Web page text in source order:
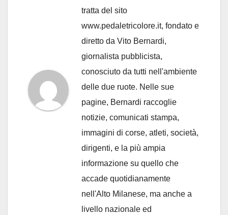
tratta del sito
www.pedaletricolore.it, fondato e
diretto da Vito Bernardi,
giornalista pubblicista,
conosciuto da tutti nell'ambiente
delle due ruote. Nelle sue
pagine, Bernardi raccoglie
notizie, comunicati stampa,
immagini di corse, atleti, società,
dirigenti, e la più ampia
informazione su quello che
accade quotidianamente
nell'Alto Milanese, ma anche a
livello nazionale ed